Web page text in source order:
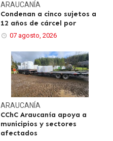
ARAUCANÍA
Condenan a cinco sujetos a
12 años de cárcel por
07 agosto, 2026
ARAUCANÍA
CChC Araucanía apoya a
municipios y sectores
afectados